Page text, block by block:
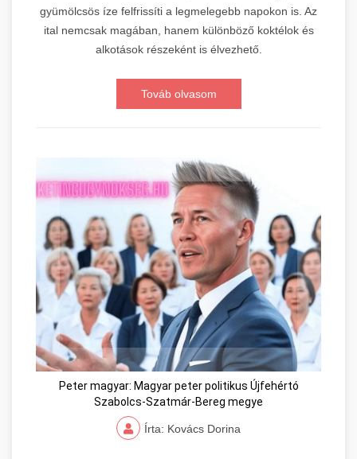
gyümölcsös íze felfrissíti a legmelegebb napokon is. Az
ital nemcsak magában, hanem különböző koktélok és
alkotások részeként is élvezhető.
Továb olvasom
Peter magyar: Magyar peter politikus Újfehértó
Szabolcs-Szatmár-Bereg megye
Írta: Kovács Dorina